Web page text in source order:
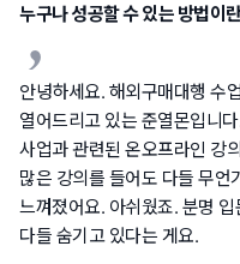
누구나 성공할 수 있는 방법이
안녕하세요. 해외구매대행 수
열어드리고 있는 준열몬입니
사업과 관련된 온오프라인 강
많은 강의를 들어도 다들 무언
느껴졌어요. 아쉬웠죠. 분명
다들 숨기고 있다는 게요.